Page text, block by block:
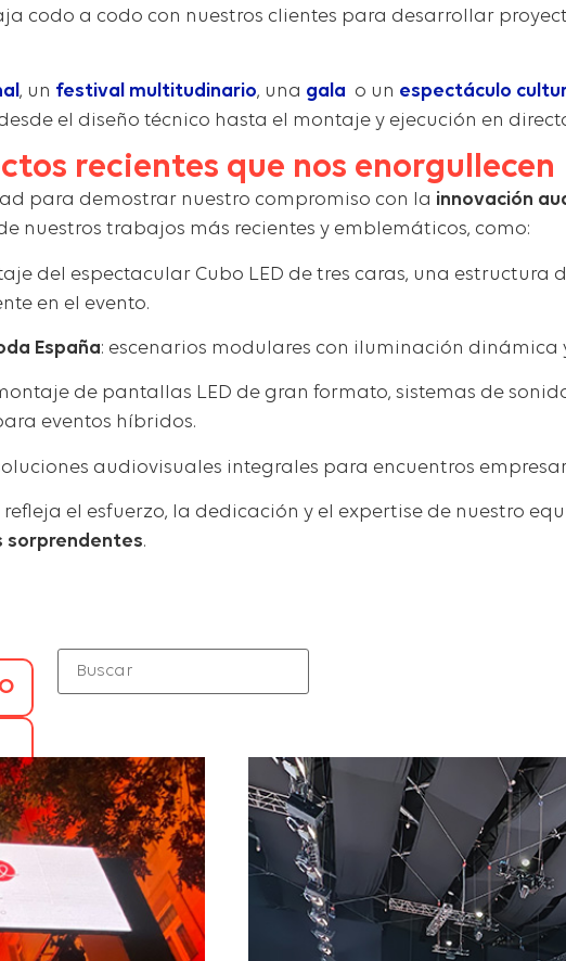
codo a codo con nuestros clientes para desarrollar
, un festival multitudinario, una gala o un espectáculo
el diseño técnico hasta el montaje y ejecución en
recientes que nos enorgullecen
para demostrar nuestro compromiso con la innovación
nuestros trabajos más recientes y emblemáticos, como:
del espectacular Cubo LED de tres caras, una estructura
en el evento.
España: escenarios modulares con iluminación dinámica
de pantallas LED de gran formato, sistemas de
eventos híbridos.
audiovisuales integrales para encuentros
el esfuerzo, la dedicación y el expertise de nuestro
sorprendentes.